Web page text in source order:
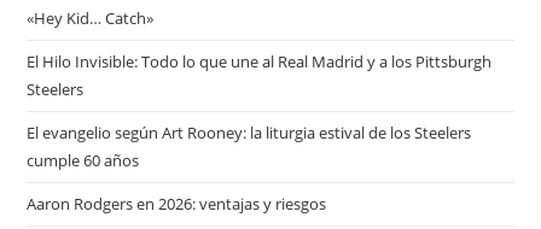
«Hey Kid… Catch»
El Hilo Invisible: Todo lo que une al Real Madrid y a los Pittsburgh
Steelers
El evangelio según Art Rooney: la liturgia estival de los Steelers
cumple 60 años
Aaron Rodgers en 2026: ventajas y riesgos